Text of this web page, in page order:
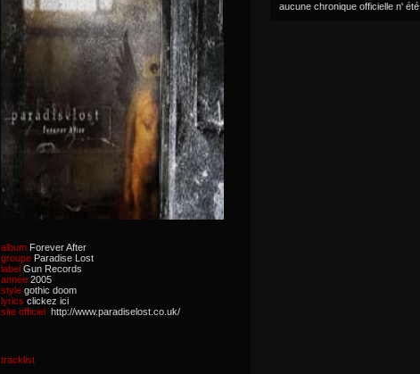
album Forever After
groupe Paradise Lost
label Gun Records
année 2005
style gothic doom
lyrics clickez ici
site officiel http://www.paradiselost.co.uk/
tracklist
aucune chronique officielle n'